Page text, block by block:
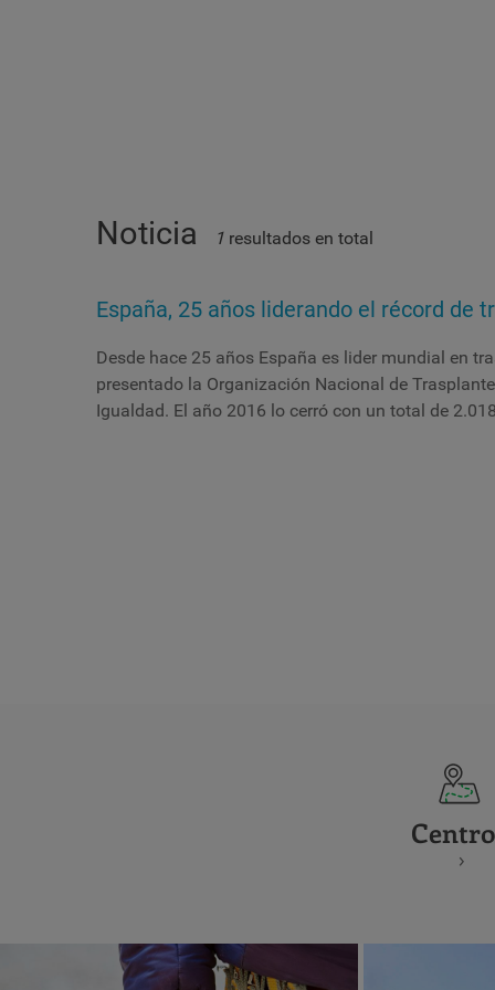
Noticia 1 resultados en total
España, 25 años liderando el récord de
Desde hace 25 años España es lider mundial en
presentado la Organización Nacional de
Igualdad. El año 2016 lo cerró con un total de